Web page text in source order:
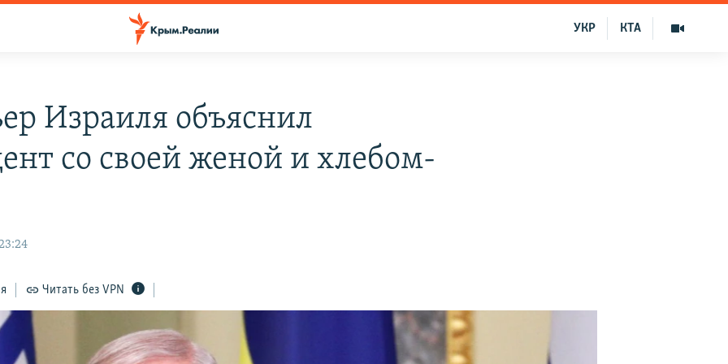
КТА
УКР
Израиля объяснил
со своей женой и хлебом-
Читать без VPN